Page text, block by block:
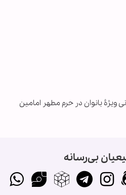
ویژۀ بانوان در حرم مطهر امامین
بی‌رسانه